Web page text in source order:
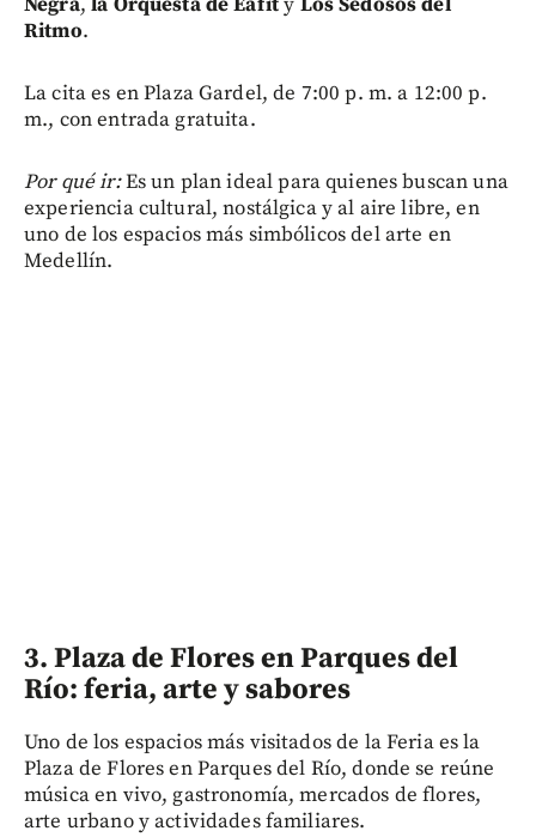
Ritmo.
La cita es en Plaza Gardel, de 7:00 p. m. a 12:00 p.
m., con entrada gratuita.
Por qué ir:Es un plan ideal para quienes buscan una
experiencia cultural, nostálgica y al aire libre, en
uno de los espacios más simbólicos del arte en
Medellín.
3. Plaza de Flores en Parques del
Río: feria, arte y sabores
Uno de los espacios más visitados de la Feria es la
Plaza de Flores en Parques del Río, donde se reúne
música en vivo, gastronomía, mercados de flores,
arte urbano y actividades familiares.